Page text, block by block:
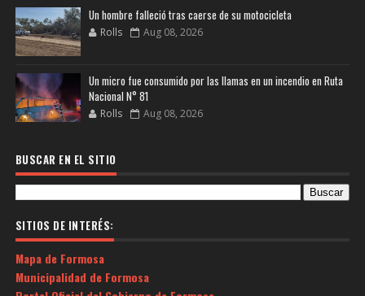
Un hombre falleció tras caerse de su motocicleta
Rolls Aug 08, 2026
Un micro fue consumido por las llamas en un incendio en Ruta
Nacional N° 81
Rolls Aug 08, 2026
BUSCAR EN EL SITIO
SITIOS DE INTERÉS:
Mapa de Formosa
Municipalidad de Formosa